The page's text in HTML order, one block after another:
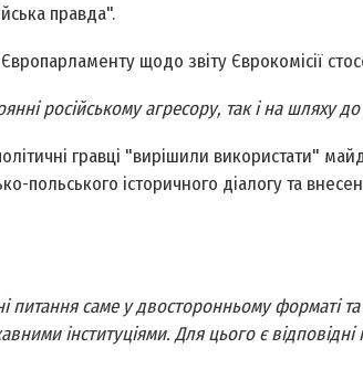
правда".
щодо звіту Єврокомісії
російському агресору, так і на шляху
гравці "вирішили використати"
польського історичного діалогу та
питання саме у двосторонньому форматі
інституціями. Для цього є